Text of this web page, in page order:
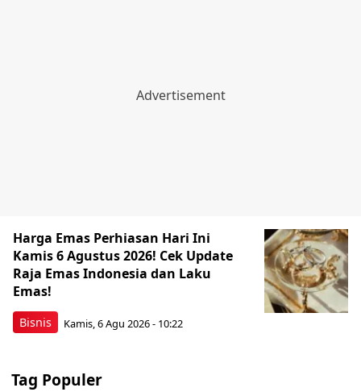
Bisnis
Harga Emas Perhiasan Hari Ini
Kamis 6 Agustus 2026! Cek Update
Raja Emas Indonesia dan Laku
Emas!
Kamis, 6 Agu 2026 - 10:22
Tag Populer